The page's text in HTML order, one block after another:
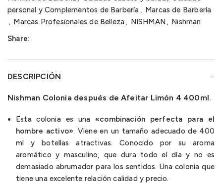
personal y Complementos de Barbería , Marcas de Barbería
, Marcas Profesionales de Belleza, NISHMAN, Nishman
Share:
DESCRIPCIÓN
Nishman Colonia después de Afeitar Limón 4 400ml.
Esta colonia es una «combinación perfecta para el
hombre activo». Viene en un tamaño adecuado de 400
ml y botellas atractivas. Conocido por su aroma
aromático y masculino, que dura todo el día y no es
demasiado abrumador para los sentidos. Una colonia que
tiene una excelente relación calidad y precio.